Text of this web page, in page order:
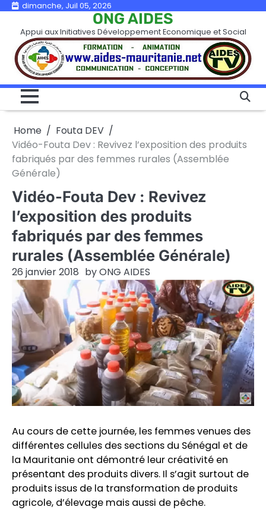
Skip
content
dimanche, Juil 05, 2026
ONG AIDES
Appui aux Initiatives Développement Economique et Social
Home
Fouta DEV
Vidéo-Fouta Dev : Revivez l’exposition des produits
fabriqués par des femmes rurales (Assemblée
Générale)
Vidéo-Fouta Dev : Revivez
l’exposition des produits
fabriqués par des femmes
rurales (Assemblée Générale)
26 janvier 2018 byONG AIDES
Au cours de cette journée, les femmes venues des
différentes cellules des sections du Sénégal et de
la Mauritanie ont démontré leur créativité en
présentant des produits divers. Il s’agit surtout de
produits issus de la transformation de produits
agricole, d’élevage mais aussi de pêche.